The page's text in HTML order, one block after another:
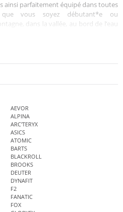
ainsi parfaitement équipé dans toutes
vous soyez débutant*e ou
dans la vallée, au bord de l’eau
AEVOR
ALPINA
ARC'TERYX
ASICS
ATOMIC
BARTS
BLACKROLL
BROOKS
DEUTER
DYNAFIT
F2
FANATIC
FOX